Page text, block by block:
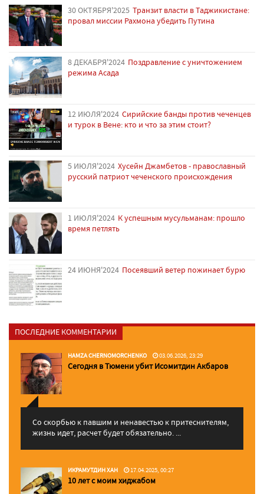
30 ОКТЯБРЯ'2025 Транзит власти в Таджикистане:
провал миссии Рахмона убедить Путина
8 ДЕКАБРЯ'2024 Поздравление с уничтожением
режима Асада
12 ИЮЛЯ'2024 Сирийские банды против чеченцев
и турок в Вене: кто и что за этим стоит?
5 ИЮЛЯ'2024 Хусейн Джамбетов - православный
русский патриот чеченского происхождения
1 ИЮЛЯ'2024 К успешным мусульманам: прошло
время петлять
24 ИЮНЯ'2024 Посеявший ветер пожинает бурю
ПОСЛЕДНИЕ КОММЕНТАРИИ
HAMZA CHERNOMORCHENKO 03.06.2026, 23:29
Сегодня в Тюмени убит Исомитдин Акбаров
Со скорбью к павшим и ненавестью к притеснителям,
жизнь идет, расчет будет обязательно. ...
ИКРАМУТДИН ХАН 17.04.2025, 00:27
10 лет с моим хиджабом